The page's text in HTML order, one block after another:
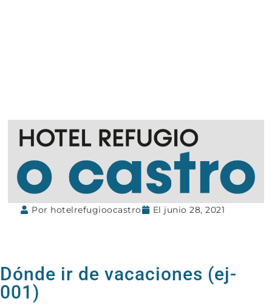
Por hotelrefugioocastro El junio 28, 2021
Dónde ir de vacaciones (ej-
001)